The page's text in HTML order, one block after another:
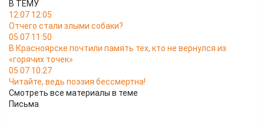
В ТЕМУ
12.07 12:05
Отчего стали злыми собаки?
05.07 11:50
В Красноярске почтили память тех, кто не вернулся из
«горячих точек»
05.07 10:27
Читайте, ведь поэзия бессмертна!
Смотреть все материалы в теме
Письма